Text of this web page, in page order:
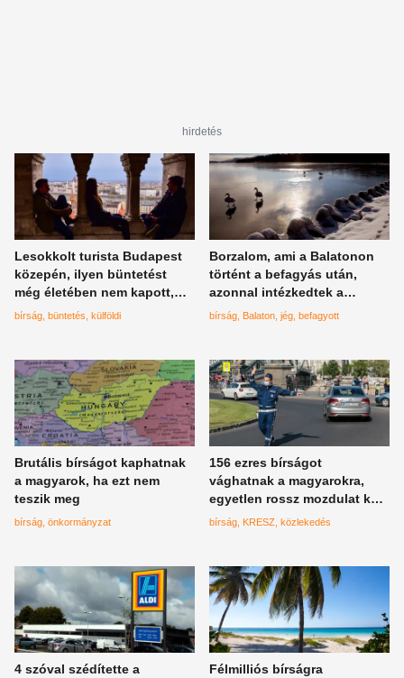
hirdetés
Lesokkolt turista Budapest
közepén, ilyen büntetést
még életében nem kapott,
mint nálunk
bírság büntetés külföldi
Borzalom, ami a Balatonon
történt a befagyás után,
azonnal intézkedtek a
rendőrök
bírság Balaton jég befagyott
Brutális bírságot kaphatnak
a magyarok, ha ezt nem
teszik meg
bírság önkormányzat
156 ezres bírságot
vághatnak a magyarokra,
egyetlen rossz mozdulat kell
csak az autós
bírság KRESZ közlekedés
4 szóval szédítette a
Félmilliós bírságra